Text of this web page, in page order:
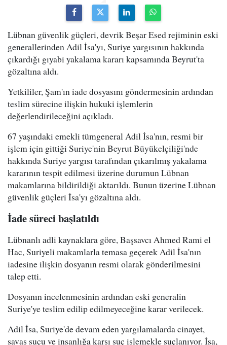
Lübnan güvenlik güçleri, devrik Beşar Esed rejiminin eski
generallerinden Adil İsa'yı, Suriye yargısının hakkında
çıkardığı gıyabi yakalama kararı kapsamında Beyrut'ta
gözaltına aldı.
Yetkililer, Şam'ın iade dosyasını göndermesinin ardından
teslim sürecine ilişkin hukuki işlemlerin
değerlendirileceğini açıkladı.
67 yaşındaki emekli tümgeneral Adil İsa'nın, resmi bir
işlem için gittiği Suriye'nin Beyrut Büyükelçiliği'nde
hakkında Suriye yargısı tarafından çıkarılmış yakalama
kararının tespit edilmesi üzerine durumun Lübnan
makamlarına bildirildiği aktarıldı. Bunun üzerine Lübnan
güvenlik güçleri İsa'yı gözaltına aldı.
İade süreci başlatıldı
Lübnanlı adli kaynaklara göre, Başsavcı Ahmed Rami el
Hac, Suriyeli makamlarla temasa geçerek Adil İsa'nın
iadesine ilişkin dosyanın resmi olarak gönderilmesini
talep etti.
Dosyanın incelenmesinin ardından eski generalin
Suriye'ye teslim edilip edilmeyeceğine karar verilecek.
Adil İsa, Suriye'de devam eden yargılamalarda cinayet,
savaş suçu ve insanlığa karşı suç işlemekle suçlanıyor. İsa,